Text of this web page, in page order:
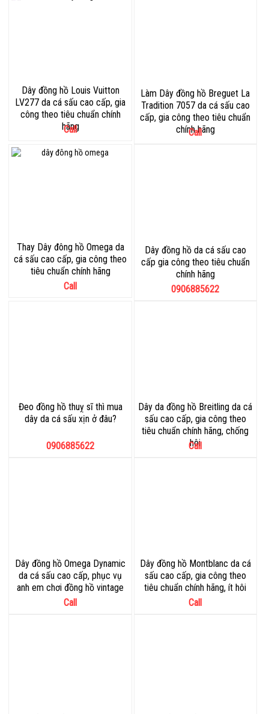
Dây đồng hồ Louis Vuitton
LV277 da cá sấu cao cấp, gia
công theo tiêu chuẩn chính
hãng
Call
Làm Dây đồng hồ Breguet La
Tradition 7057 da cá sấu cao
cấp, gia công theo tiêu chuẩn
chính hãng
Call
Thay Dây đông hồ Omega da
cá sấu cao cấp, gia công theo
tiêu chuẩn chính hãng
Call
Dây đồng hồ da cá sấu cao
cấp gia công theo tiêu chuẩn
chính hãng
0906885622
Đeo đồng hồ thuỵ sĩ thì mua
dây da cá sấu xịn ở đâu?
0906885622
Dây da đồng hồ Breitling da cá
sấu cao cấp, gia công theo
tiêu chuẩn chính hãng, chống
hôi
Call
Dây đồng hồ Omega Dynamic
da cá sấu cao cấp, phục vụ
anh em chơi đồng hồ vintage
Call
Dây đồng hồ Montblanc da cá
sấu cao cấp, gia công theo
tiêu chuẩn chính hãng, ít hôi
Call